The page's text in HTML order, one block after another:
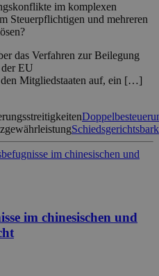
im komplexen
Steuerpflichtigen und mehreren
das Verfahren zur Beilegung
EU
Mitgliedstaaten auf, ein […]
im chinesischen und